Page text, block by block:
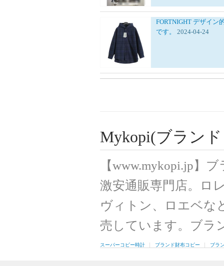
FORTNIGHT デザイン
です。 2024-04-24
Mykopi(ブラン
【www.mykopi.jp】
激安通販専門店。ロ
ヴィトン、ロエベな
売しています。ブラ
スーパーコピー時計 ブランド財布コピー ブラ